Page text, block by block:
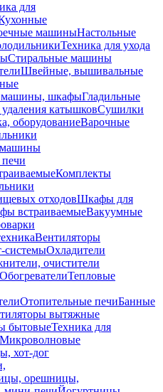
для
машиныНастольные
Техника для ухода
Стиральные машины
Швейные, вышивальные
шкафыГладильные
катышковСушилки
оборудованиеВарочные
машины
Комплекты
отходовШкафы для
встраиваемыеВакуумные
Вентиляторы
системыОхладители
очистители
ОбогревателиТепловые
Отопительные печиБанные
вытяжные
бытовыеТехника для
Микроволновые
хот-дог
орешницы,